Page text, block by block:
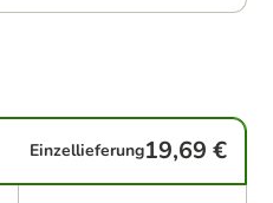
Einzellieferung19,69 €